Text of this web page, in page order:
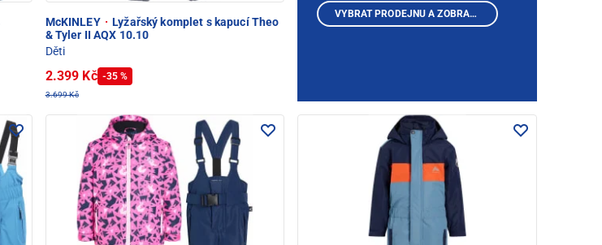
McKINLEY · Lyžařský komplet s kapucí Theo
& Tyler II AQX 10.10
Děti
2.399 Kč -35 %
3.699 Kč
VYBRAT PRODEJNU A ZOBRAZIT PRODUKTY